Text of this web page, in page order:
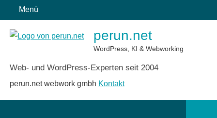
Inhalt
springen
Menü
perun.net
WordPress, KI & Webworking
Web- und WordPress-Experten seit 2004
perun.net webwork gmbh Kontakt